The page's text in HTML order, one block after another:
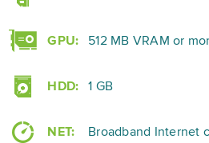
GPU: 512 MB VRAM or
HDD: 1 GB
NET: Broadband Internet